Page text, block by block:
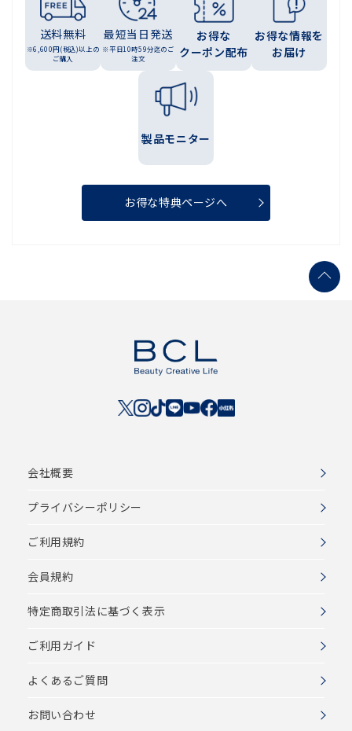
送料無料
※6,600円(税込)以上の
ご購入
最短当日発送
※平日10時59分迄のご
注文
お得な
クーポン配布
お得な情報を
お届け
製品モニター
お得な特典ページへ
会社概要
プライバシーポリシー
ご利用規約
会員規約
特定商取引法に基づく表示
ご利用ガイド
よくあるご質問
お問い合わせ